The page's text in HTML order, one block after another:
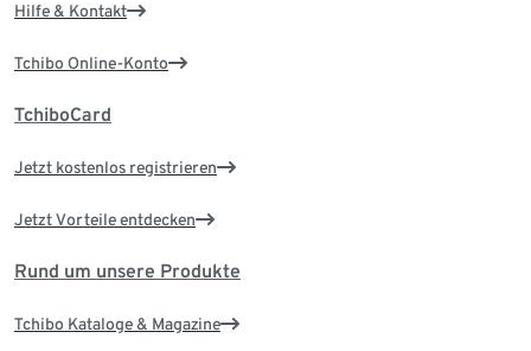
Hilfe & Kontakt
Tchibo Online-Konto
TchiboCard
Jetzt kostenlos registrieren
Jetzt Vorteile entdecken
Rund um unsere Produkte
Tchibo Kataloge & Magazine